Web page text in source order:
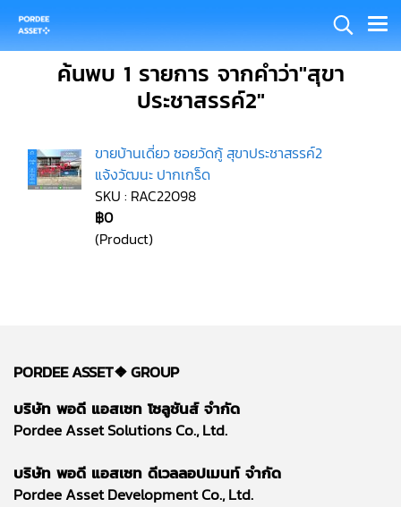
ค้นพบ 1 รายการ จากคำว่า"สุขา
ประชาสรรค์2"
ขายบ้านเดี่ยว ซอยวัดกู้ สุขาประชาสรรค์2
แจ้งวัฒนะ ปากเกร็ด
SKU : RAC22098
฿0
(Product)
PORDEE ASSET❖GROUP
บริษัท พอดี แอสเซท โซลูชันส์ จำกัด
Pordee Asset Solutions Co., Ltd.
บริษัท พอดี แอสเซท ดีเวลลอปเมนท์ จำกัด
Pordee Asset Development Co., Ltd.